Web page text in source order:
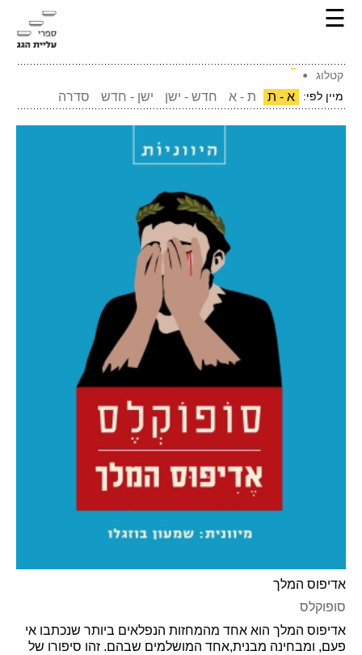
☰
קטלוג
מיין לפי:
א - ת ת - א חדש - ישן ישן - חדש סדרה
אדיפוס המלך
סופוקלס
אדיפוס המלך הוא אחד מהמחזות הנפלאים ביותר שנכתבו אי
פעם, ומבחינה מבנית,אחד המושלמים שבהם. זהו סיפורו של